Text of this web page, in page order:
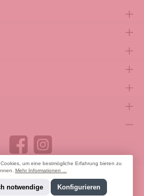
Bestellung widerrufen
um eine bestmögliche Erfahrung bieten zu
Mehr Informationen ...
notwendige Konfigurieren